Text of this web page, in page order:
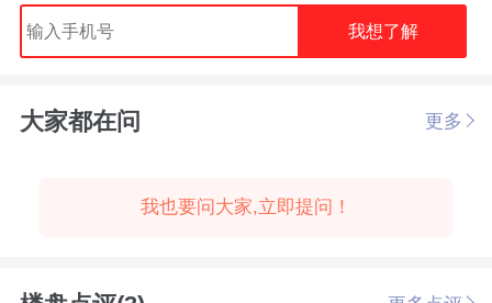
我想了解
大家都在问 更多
我也要问大家,立即提问！